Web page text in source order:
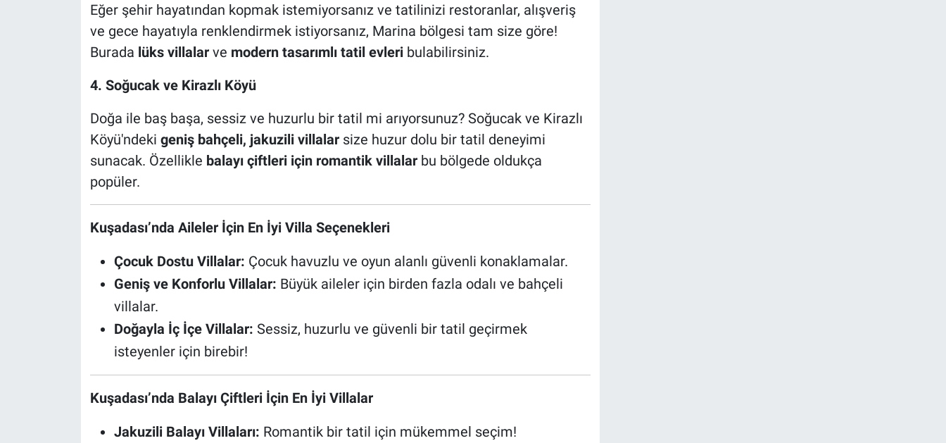
Eğer şehir hayatından kopmak istemiyorsanız ve tatilinizi restoranlar, alışveriş
ve gece hayatıyla renklendirmek istiyorsanız, Marina bölgesi tam size göre!
Burada lüks villalarve modern tasarımlı tatil evleribulabilirsiniz.
4. Soğucak ve Kirazlı Köyü
Doğa ile baş başa, sessiz ve huzurlu bir tatil mi arıyorsunuz? Soğucak ve Kirazlı
Köyü'ndeki geniş bahçeli, jakuzili villalarsize huzur dolu bir tatil deneyimi
sunacak. Özellikle balayı çiftleri için romantik villalarbu bölgede oldukça
popüler.
Kuşadası’nda Aileler İçin En İyi Villa Seçenekleri
Çocuk Dostu Villalar: Çocuk havuzlu ve oyun alanlı güvenli konaklamalar.
Geniş ve Konforlu Villalar: Büyük aileler için birden fazla odalı ve bahçeli
villalar.
Doğayla İç İçe Villalar: Sessiz, huzurlu ve güvenli bir tatil geçirmek
isteyenler için birebir!
Kuşadası’nda Balayı Çiftleri İçin En İyi Villalar
Jakuzili Balayı Villaları: Romantik bir tatil için mükemmel seçim!